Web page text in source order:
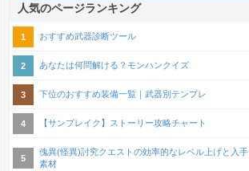
人気のページランキング
おすすめ武器診断ツール
あなたは何問解ける？モンハンクイズ
下位のおすすめ装備一覧｜武器別テンプレ
【サンブレイク】ストーリー攻略チャート
傀異(怪異)討究クエストの効率的なレベル上げと入手
素材